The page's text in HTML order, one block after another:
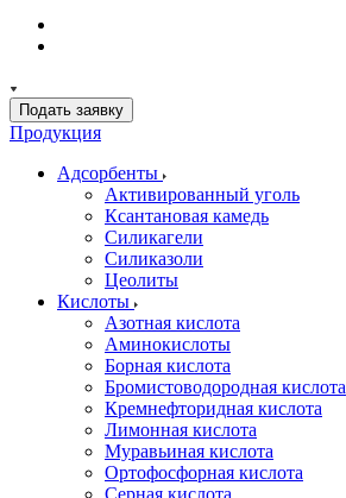
Подать заявку
Продукция
Адсорбенты
Активированный уголь
Ксантановая камедь
Силикагели
Силиказоли
Цеолиты
Кислоты
Азотная кислота
Аминокислоты
Борная кислота
Бромистоводородная кислота
Кремнефторидная кислота
Лимонная кислота
Муравьиная кислота
Ортофосфорная кислота
Серная кислота